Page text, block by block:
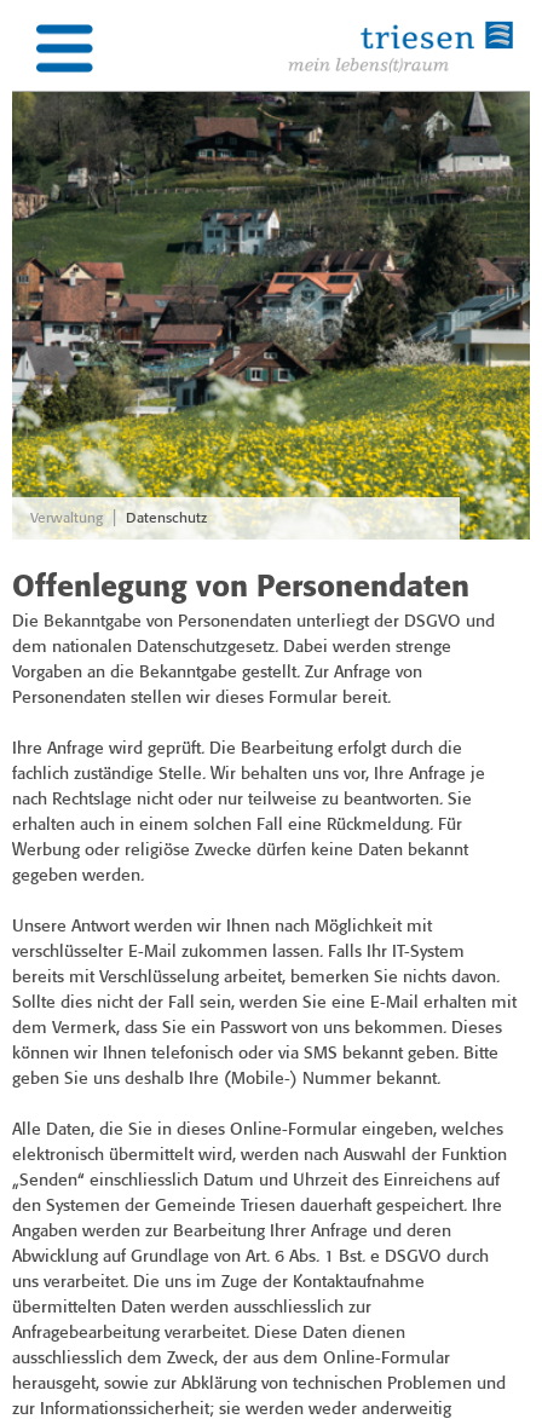
Verwaltung Datenschutz
Offenlegung von Personendaten
Die Bekanntgabe von Personendaten unterliegt der DSGVO und
dem nationalen Datenschutzgesetz. Dabei werden strenge
Vorgaben an die Bekanntgabe gestellt. Zur Anfrage von
Personendaten stellen wir dieses Formular bereit.
Ihre Anfrage wird geprüft. Die Bearbeitung erfolgt durch die
fachlich zuständige Stelle. Wir behalten uns vor, Ihre Anfrage je
nach Rechtslage nicht oder nur teilweise zu beantworten. Sie
erhalten auch in einem solchen Fall eine Rückmeldung. Für
Werbung oder religiöse Zwecke dürfen keine Daten bekannt
gegeben werden.
Unsere Antwort werden wir Ihnen nach Möglichkeit mit
verschlüsselter E-Mail zukommen lassen. Falls Ihr IT-System
bereits mit Verschlüsselung arbeitet, bemerken Sie nichts davon.
Sollte dies nicht der Fall sein, werden Sie eine E-Mail erhalten mit
dem Vermerk, dass Sie ein Passwort von uns bekommen. Dieses
können wir Ihnen telefonisch oder via SMS bekannt geben. Bitte
geben Sie uns deshalb Ihre (Mobile-) Nummer bekannt.
Alle Daten, die Sie in dieses Online-Formular eingeben, welches
elektronisch übermittelt wird, werden nach Auswahl der Funktion
„Senden“ einschliesslich Datum und Uhrzeit des Einreichens auf
den Systemen der Gemeinde Triesen dauerhaft gespeichert. Ihre
Angaben werden zur Bearbeitung Ihrer Anfrage und deren
Abwicklung auf Grundlage von Art. 6 Abs. 1 Bst. e DSGVO durch
uns verarbeitet. Die uns im Zuge der Kontaktaufnahme
übermittelten Daten werden ausschliesslich zur
Anfragebearbeitung verarbeitet. Diese Daten dienen
ausschliesslich dem Zweck, der aus dem Online-Formular
herausgeht, sowie zur Abklärung von technischen Problemen und
zur Informationssicherheit; sie werden weder anderweitig